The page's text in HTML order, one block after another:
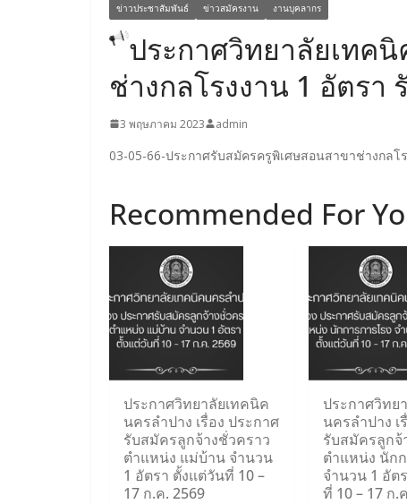
ข่าวประชาสัมพันธ์ ข่าวสมัครงาน งานบุคลากร
ประกาศวิทยาลัยเทค
ช่างกลโรงงาน 1 อัตรา
3 พฤษภาคม 2023 admin
03-05-66-ประกาศรับสมัครครูพิเศษสอนสาขาช่างกลโ
Recommended For
ประกาศวิทยาลัยเทคนิค
นครลำปาง เรื่อง ประกาศ
รับสมัครลูกจ้างชั่วคราว
ตำแหน่ง แม่บ้าน จำนวน
1 อัตรา ตั้งแต่วันที่ 10 –
17 ก.ค. 2569
ประกาศวิทย
นครลำปาง เ
รับสมัครลูกจ้
ตำแหน่ง นัก
จำนวน 1 อัต
ที่ 10 – 17 ก.